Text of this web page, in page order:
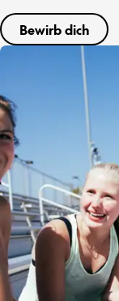
Bewirb dich